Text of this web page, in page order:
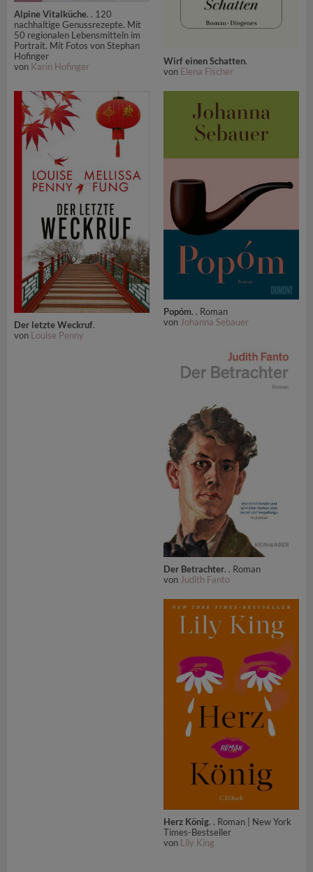
Alpine Vitalküche. . 120
nachhaltige Genussrezepte. Mit
50 regionalen Lebensmitteln im
Portrait. Mit Fotos von Stephan
Hofinger
von Karin Hofinger Wirf einen Schatten.
von Elena Fischer
Der letzte Weckruf.
von Louise Penny
Popóm. . Roman
von Johanna Sebauer
Der Betrachter. . Roman
von Judith Fanto
Herz König. . Roman | New York
Times-Bestseller
von Lily King